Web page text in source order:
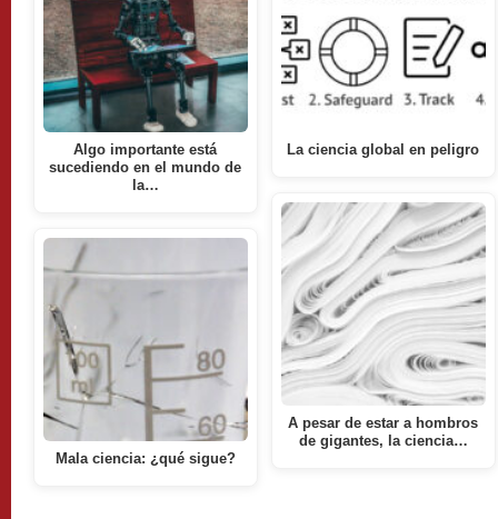
Algo importante está
sucediendo en el mundo de
la…
Mala ciencia: ¿qué sigue?
La ciencia global en peligro
A pesar de estar a hombros
de gigantes, la ciencia…